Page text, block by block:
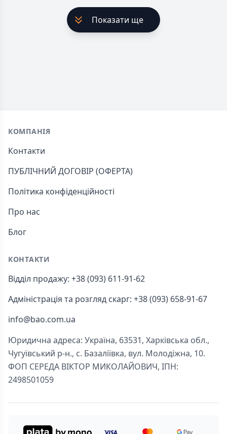
Показати ще
Footer
КОМПАНІЯ
Контакти
ПУБЛІЧНИЙ ДОГОВІР (ОФЕРТА)
Політика конфіденційності
Про нас
Блог
КОНТАКТИ
Відділ продажу: +38 (093) 611-91-62
Адміністрація та розгляд скарг: +38 (093) 658-91-67
info@bao.com.ua
Юридична адреса: Україна, 63531, Харківська обл.,
Чугуївський р-н., с. Базаліївка, вул. Молодіжна, 10.
ФОП СЕРЕДА ВІКТОР МИКОЛАЙОВИЧ, ІПН:
2498501059